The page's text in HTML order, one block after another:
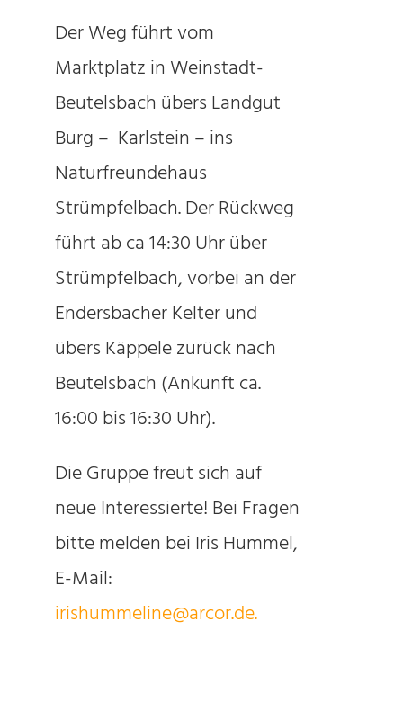
Der Weg führt vom
Marktplatz in Weinstadt-
Beutelsbach übers Landgut
Burg – Karlstein – ins
Naturfreundehaus
Strümpfelbach. Der Rückweg
führt ab ca 14:30 Uhr über
Strümpfelbach, vorbei an der
Endersbacher Kelter und
übers Käppele zurück nach
Beutelsbach (Ankunft ca.
16:00 bis 16:30 Uhr).
Die Gruppe freut sich auf
neue Interessierte! Bei Fragen
bitte melden bei Iris Hummel,
E-Mail:
irishummeline@arcor.de.